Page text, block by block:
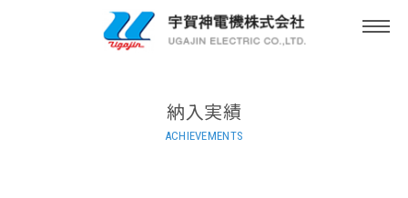
納入実績
ACHIEVEMENTS